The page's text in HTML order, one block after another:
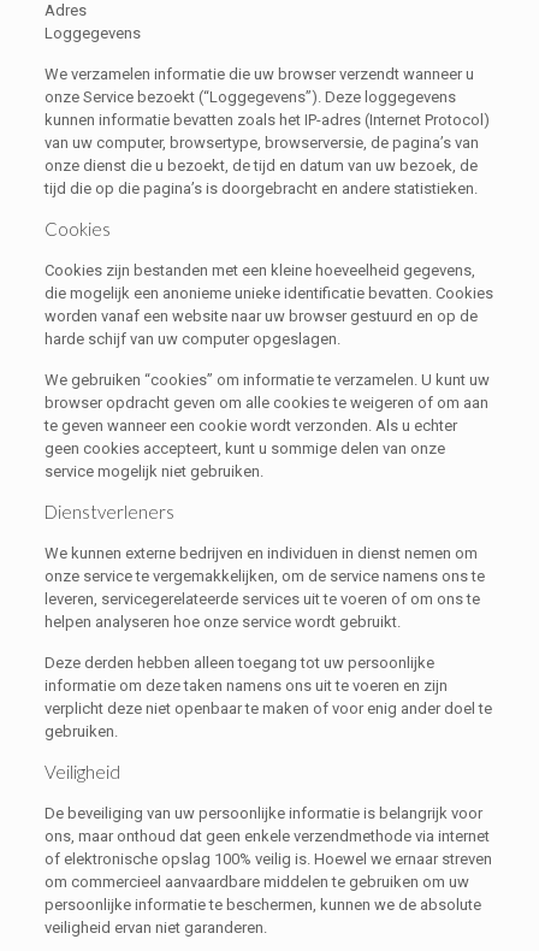
Adres
Loggegevens
We verzamelen informatie die uw browser verzendt wanneer u
onze Service bezoekt (“Loggegevens”). Deze loggegevens
kunnen informatie bevatten zoals het IP-adres (Internet Protocol)
van uw computer, browsertype, browserversie, de pagina’s van
onze dienst die u bezoekt, de tijd en datum van uw bezoek, de
tijd die op die pagina’s is doorgebracht en andere statistieken.
Cookies
Cookies zijn bestanden met een kleine hoeveelheid gegevens,
die mogelijk een anonieme unieke identificatie bevatten. Cookies
worden vanaf een website naar uw browser gestuurd en op de
harde schijf van uw computer opgeslagen.
We gebruiken “cookies” om informatie te verzamelen. U kunt uw
browser opdracht geven om alle cookies te weigeren of om aan
te geven wanneer een cookie wordt verzonden. Als u echter
geen cookies accepteert, kunt u sommige delen van onze
service mogelijk niet gebruiken.
Dienstverleners
We kunnen externe bedrijven en individuen in dienst nemen om
onze service te vergemakkelijken, om de service namens ons te
leveren, servicegerelateerde services uit te voeren of om ons te
helpen analyseren hoe onze service wordt gebruikt.
Deze derden hebben alleen toegang tot uw persoonlijke
informatie om deze taken namens ons uit te voeren en zijn
verplicht deze niet openbaar te maken of voor enig ander doel te
gebruiken.
Veiligheid
De beveiliging van uw persoonlijke informatie is belangrijk voor
ons, maar onthoud dat geen enkele verzendmethode via internet
of elektronische opslag 100% veilig is. Hoewel we ernaar streven
om commercieel aanvaardbare middelen te gebruiken om uw
persoonlijke informatie te beschermen, kunnen we de absolute
veiligheid ervan niet garanderen.